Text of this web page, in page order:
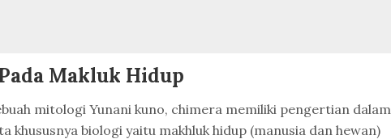
Makluk Hidup
mitologi Yunani kuno, chimera memiliki pengertian dalam
khususnya biologi yaitu makhluk hidup (manusia dan hewan)